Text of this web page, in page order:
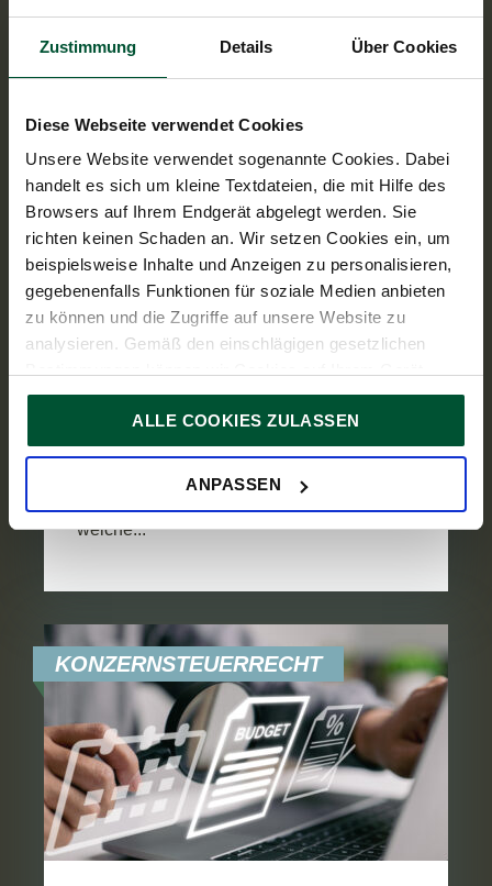
Zustimmung Details Über Cookies
Diese Webseite verwendet Cookies
Unsere Website verwendet sogenannte Cookies. Dabei
handelt es sich um kleine Textdateien, die mit Hilfe des
Browsers auf Ihrem Endgerät abgelegt werden. Sie
richten keinen Schaden an. Wir setzen Cookies ein, um
beispielsweise Inhalte und Anzeigen zu personalisieren,
gegebenenfalls Funktionen für soziale Medien anbieten
zu können und die Zugriffe auf unsere Website zu
analysieren. Gemäß den einschlägigen gesetzlichen
speichern, wenn diese für den Betrieb unserer Website
unbedingt notwendig sind. Für alle anderen Cookie-Typen
ersuchen wir um Ihre Einwilligung.
Sie können Ihre Einwilligung jederzeit in der
ALLE COOKIES ZULASSEN
ANPASSEN
SPEZIALFRAGEN
14. Juli 2026 News
8 Min. Lesedauer
Neue KESt-Regeln für
Gesellschafterverrechnungskonten
ab 2027
Von besonderer praktischer Relevanz für
Gesellschaften ist eine legistische
Maßnahme aus dem BBG 2027-2028 im
welche...
KONZERNSTEUERRECHT